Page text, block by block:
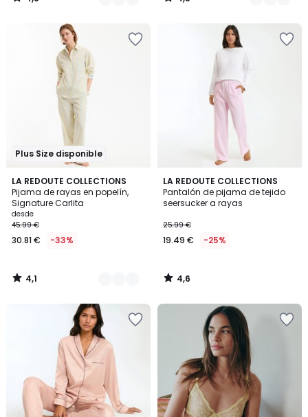
/
/
Plus Size disponible
LA REDOUTE COLLECTIONS
Pijama de rayas en popelín,
Signature Carlita
desde
45.99 €
30.81 € -33%
4,1
/ 5
3
Colores
4,1
/
LA REDOUTE COLLECTIONS
Pantalón de pijama de tejido
seersucker a rayas
25.99 €
19.49 € -25%
4,6
/ 5
4,6
/